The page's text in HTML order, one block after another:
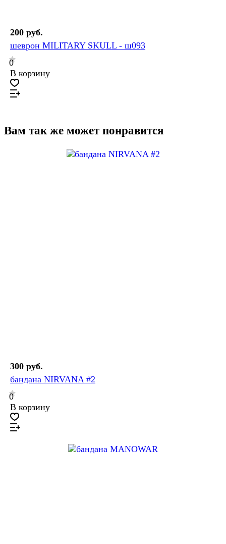
200 руб.
шеврон MILITARY SKULL - ш093
0
В корзину
Вам так же может понравится
300 руб.
бандана NIRVANA #2
0
В корзину